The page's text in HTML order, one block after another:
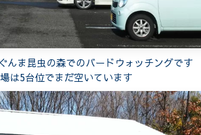
んま昆虫の森でのバードウォッチングです
は5台位でまだ空いています